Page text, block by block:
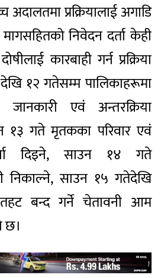
अदालतमा प्रक्रियालाई अगाडि
निवेदन दर्ता केही
कारबाही गर्न प्रक्रिया
१२ गतेसम्म पालिकाहरूमा
जानकारी एवं अन्तरक्रिया
१३ गते मृतकका परिवार एवं
दिइने, साउन १४ गते
निकाल्ने, साउन १५ गतेदेखि
बन्द गर्ने चेतावनी आम
छ।